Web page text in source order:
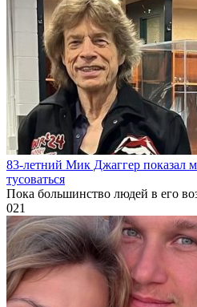
83-летний Мик Джаггер показал
тусоваться
Пока большинство людей в его
021